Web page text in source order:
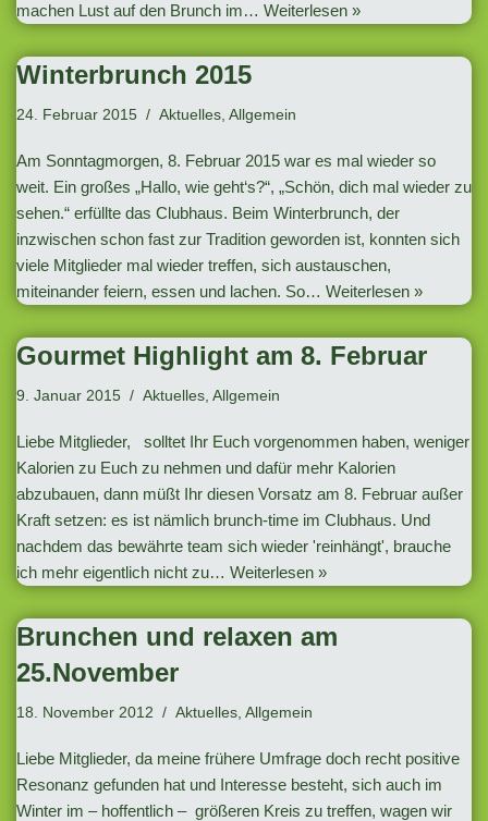
machen Lust auf den Brunch im… Weiterlesen »
Winterbrunch 2015
24. Februar 2015 Aktuelles, Allgemein
Am Sonntagmorgen, 8. Februar 2015 war es mal wieder so
weit. Ein großes „Hallo, wie geht‘s?“, „Schön, dich mal wieder zu
sehen.“ erfüllte das Clubhaus. Beim Winterbrunch, der
inzwischen schon fast zur Tradition geworden ist, konnten sich
viele Mitglieder mal wieder treffen, sich austauschen,
miteinander feiern, essen und lachen. So… Weiterlesen »
Gourmet Highlight am 8. Februar
9. Januar 2015 Aktuelles, Allgemein
Liebe Mitglieder, solltet Ihr Euch vorgenommen haben, weniger
Kalorien zu Euch zu nehmen und dafür mehr Kalorien
abzubauen, dann müßt Ihr diesen Vorsatz am 8. Februar außer
Kraft setzen: es ist nämlich brunch-time im Clubhaus. Und
nachdem das bewährte team sich wieder 'reinhängt', brauche
ich mehr eigentlich nicht zu… Weiterlesen »
Brunchen und relaxen am
25.November
18. November 2012 Aktuelles, Allgemein
Liebe Mitglieder, da meine frühere Umfrage doch recht positive
Resonanz gefunden hat und Interesse besteht, sich auch im
Winter im – hoffentlich – größeren Kreis zu treffen, wagen wir